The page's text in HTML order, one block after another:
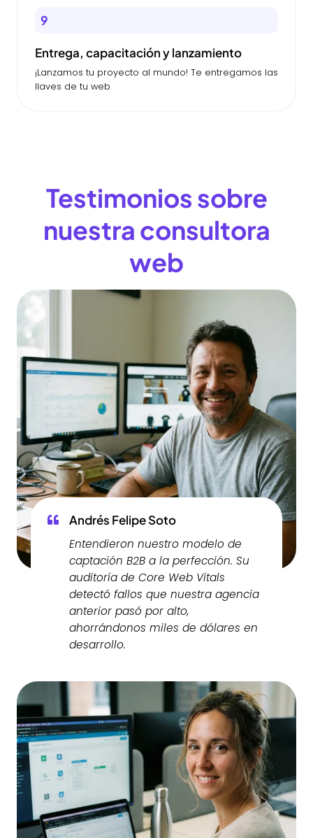
9
Entrega, capacitación y lanzamiento
¡Lanzamos tu proyecto al mundo! Te entregamos las
llaves de tu web
Testimonios sobre
nuestra consultora
web
Andrés Felipe Soto
Entendieron nuestro modelo de
captación B2B a la perfección. Su
auditoría de Core Web Vitals
detectó fallos que nuestra agencia
anterior pasó por alto,
ahorrándonos miles de dólares en
desarrollo.